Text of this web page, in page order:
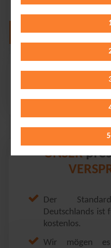
5
Alle
Freilichtbühne am Kalkberg
Saturday 22.05.2027
UNSER
Der
Deutschlands ist
kostenlos.
Wir mögen